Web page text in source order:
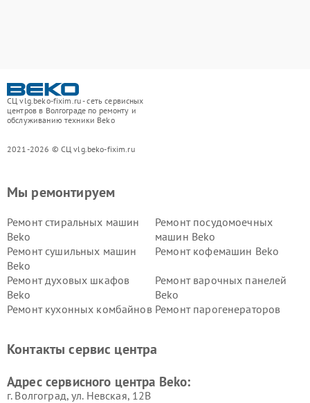
СЦ vlg.beko-fixim.ru - сеть сервисных
центров в Волгограде по ремонту и
обслуживанию техники Beko
2021-2026 © СЦ vlg.beko-fixim.ru
Мы ремонтируем
Ремонт стиральных машин
Beko
Ремонт посудомоечных
машин Beko
Ремонт сушильных машин
Beko
Ремонт кофемашин Beko
Ремонт духовых шкафов
Beko
Ремонт варочных панелей
Beko
Ремонт кухонных комбайнов Ремонт парогенераторов
Ремонт холодильников Beko Ремонт морозильных камер
Контакты сервис центра
Адрес сервисного центра Beko:
г. Волгоград, ул. Невская, 12В